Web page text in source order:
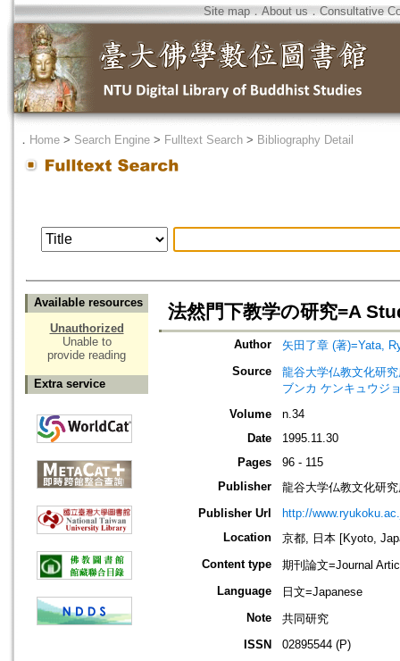
Site map．About us ． Consultative
． Home > Search Engine > Fulltext Search > Bibliography Detail
Available resources
Unauthorized
Unable to
provide reading
Extra service
法然門下教学の研究=A
Author
矢田了章 (著)=Yata,
Source
龍谷大学仏教文化研
ブンカ ケンキュウジ
Volume
n.34
Date
1995.11.30
Pages
96 - 115
Publisher
龍谷大学仏教文化研
Publisher Url
http://
Location
京都, 日本 [Kyoto,
Content type
期刊論文=Journal
Language
日文=Japanese
Note
共同研究
ISSN
02895544 (P)